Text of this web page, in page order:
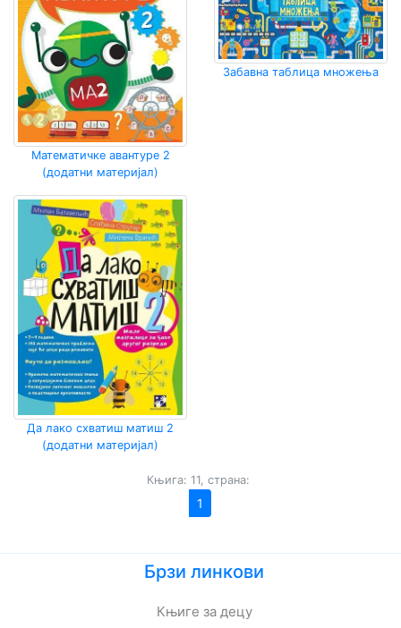
Математичке авантуре 2
(додатни материјал)
Забавна таблица множења
Да лако схватиш матиш 2
(додатни материјал)
Књига: 11, страна:
1
Брзи линкови
Књиге за децу